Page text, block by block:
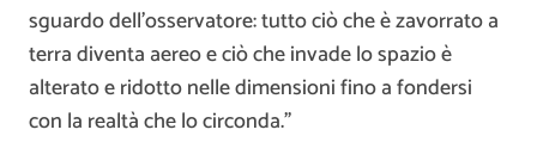
sguardo dell’osservatore: tutto ciò che è zavorrato a
terra diventa aereo e ciò che invade lo spazio è
alterato e ridotto nelle dimensioni fino a fondersi
con la realtà che lo circonda.”